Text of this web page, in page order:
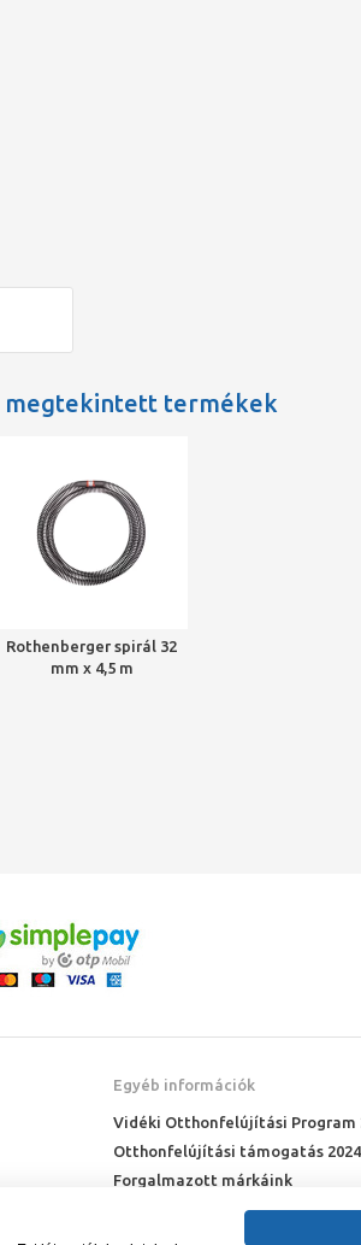
megtekintett termékek
Rothenberger spirál 32
mm x 4,5 m
Egyéb információk
Vidéki Otthonfelújítási Program
Otthonfelújítási támogatás 2024
Forgalmazott márkáink